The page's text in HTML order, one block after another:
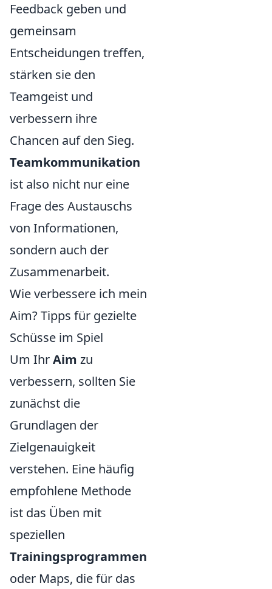
Feedback geben und
gemeinsam
Entscheidungen treffen,
stärken sie den
Teamgeist und
verbessern ihre
Chancen auf den Sieg.
Teamkommunikation
ist also nicht nur eine
Frage des Austauschs
von Informationen,
sondern auch der
Zusammenarbeit.
Wie verbessere ich mein
Aim? Tipps für gezielte
Schüsse im Spiel
Um IhrAim zu
verbessern, sollten Sie
zunächst die
Grundlagen der
Zielgenauigkeit
verstehen. Eine häufig
empfohlene Methode
ist das Üben mit
speziellen
Trainingsprogrammen
oder Maps, die für das